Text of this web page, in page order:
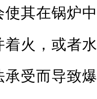
使其在锅炉
着火，或者
承受而导致